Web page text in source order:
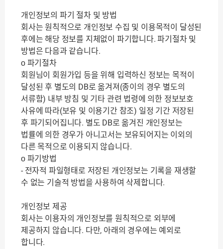
개인정보의 파기 절차 및 방법
회사는 원칙적으로 개인정보 수집 및 이용목적이 달성된
후에는 해당 정보를 지체없이 파기합니다. 파기절차 및
방법은 다음과 같습니다.
ο 파기절차
회원님이 회원가입 등을 위해 입력하신 정보는 목적이
달성된 후 별도의 DB로 옮겨져(종이의 경우 별도의
서류함) 내부 방침 및 기타 관련 법령에 의한 정보보호
사유에 따라(보유 및 이용기간 참조) 일정 기간 저장된
후 파기되어집니다. 별도 DB로 옮겨진 개인정보는
법률에 의한 경우가 아니고서는 보유되어지는 이외의
다른 목적으로 이용되지 않습니다.
ο 파기방법
- 전자적 파일형태로 저장된 개인정보는 기록을 재생할
수 없는 기술적 방법을 사용하여 삭제합니다.
개인정보 제공
회사는 이용자의 개인정보를 원칙적으로 외부에
제공하지 않습니다. 다만, 아래의 경우에는 예외로
합니다.